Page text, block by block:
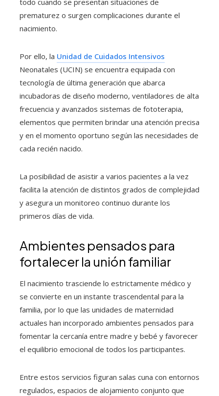
todo cuando se presentan situaciones de
prematurez o surgen complicaciones durante el
nacimiento.
Por ello, la Unidad de Cuidados Intensivos
Neonatales (UCIN) se encuentra equipada con
tecnología de última generación que abarca
incubadoras de diseño moderno, ventiladores de alta
frecuencia y avanzados sistemas de fototerapia,
elementos que permiten brindar una atención precisa
y en el momento oportuno según las necesidades de
cada recién nacido.
La posibilidad de asistir a varios pacientes a la vez
facilita la atención de distintos grados de complejidad
y asegura un monitoreo continuo durante los
primeros días de vida.
Ambientes pensados para
fortalecer la unión familiar
El nacimiento trasciende lo estrictamente médico y
se convierte en un instante trascendental para la
familia, por lo que las unidades de maternidad
actuales han incorporado ambientes pensados para
fomentar la cercanía entre madre y bebé y favorecer
el equilibrio emocional de todos los participantes.
Entre estos servicios figuran salas cuna con entornos
regulados, espacios de alojamiento conjunto que